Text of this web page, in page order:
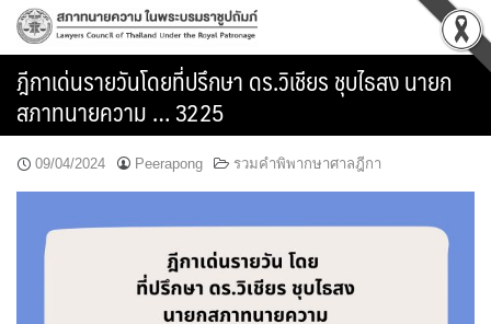
Skip
content
ฎีกาเด่นรายวันโดยที่ปรึกษา ดร.วิเชียร ชุบไธสง นายก
สภาทนายความ … 3225
09/04/2024 Peerapong รวมคำพิพากษาศาลฎีกา